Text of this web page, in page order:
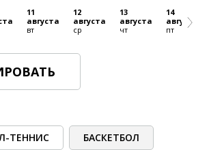
11
августа
вт
12
августа
ср
13
августа
чт
14
августа
пт
ТЕННИС БАСКЕТБОЛ